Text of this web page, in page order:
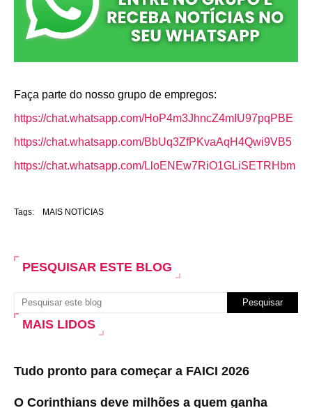
Faça parte do nosso grupo de empregos:
https://chat.whatsapp.com/HoP4m3JhncZ4mIU97pqPBE
https://chat.whatsapp.com/BbUq3ZfPKvaAqH4Qwi9VB5
https://chat.whatsapp.com/LloENEw7RiO1GLiSETRHbm
Tags: MAIS NOTÍCIAS
PESQUISAR ESTE BLOG
MAIS LIDOS
Tudo pronto para começar a FAICI 2026
O Corinthians deve milhões a quem ganha